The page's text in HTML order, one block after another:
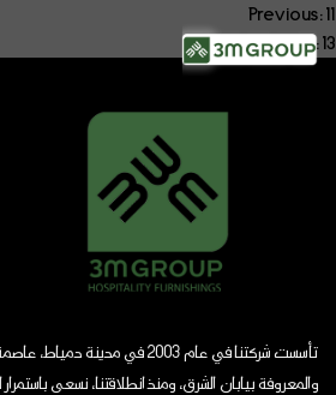
تصفّح
المقالات
Previous:11
Next:13
تأسست شركتنا في عام 2003 في
والمعروفة بيابان الشرق، ومنذ انطلاقتنا، نسعى